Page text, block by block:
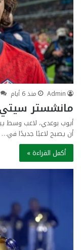
Admin
منذ 6 أيام
مانشستر
أن يصبح لاعبًا جديدًا في…
أكمل القراءة »